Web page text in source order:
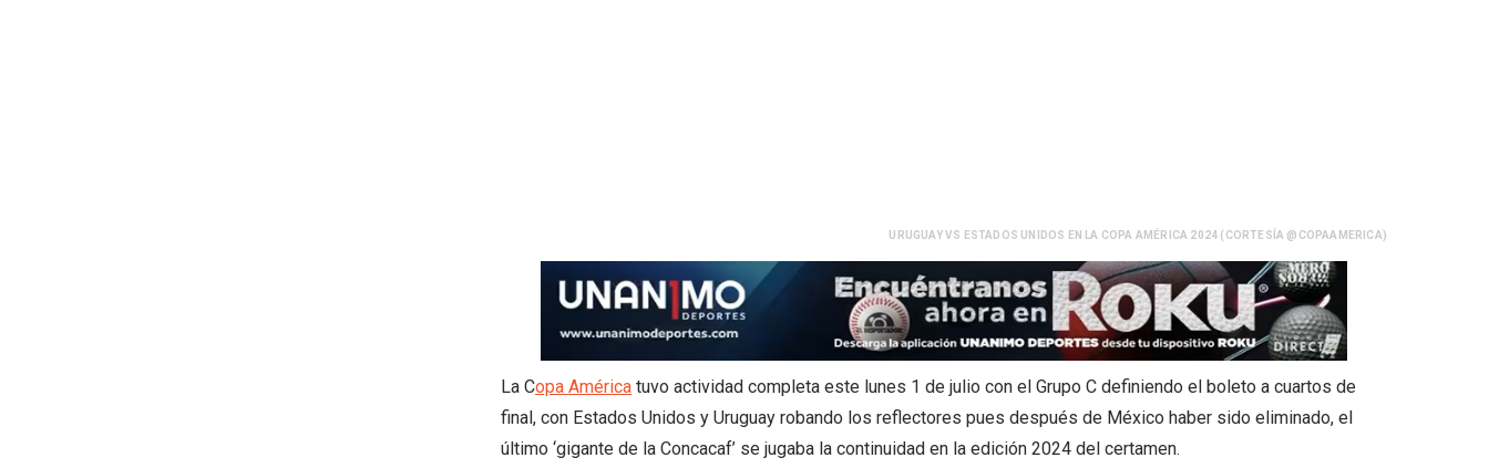
URUGUAY VS ESTADOS UNIDOS EN LA COPA AMÉRICA 2024 (CORTESÍA @COPAAMERICA)
La Copa América tuvo actividad completa este lunes 1 de julio con el Grupo C definiendo el boleto a cuartos de
final, con Estados Unidos y Uruguay robando los reflectores pues después de México haber sido eliminado, el
último ‘gigante de la Concacaf’ se jugaba la continuidad en la edición 2024 del certamen.